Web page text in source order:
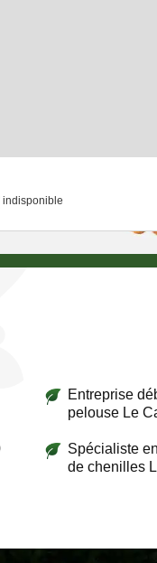
indisponible
Entreprise
pelouse Le
Spécialiste
de chenilles